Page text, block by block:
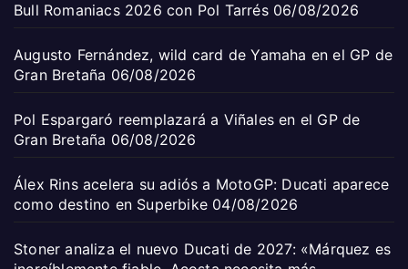
Bull Romaniacs 2026 con Pol Tarrés 06/08/2026
Augusto Fernández, wild card de Yamaha en el GP de
Gran Bretaña 06/08/2026
Pol Espargaró reemplazará a Viñales en el GP de
Gran Bretaña 06/08/2026
Álex Rins acelera su adiós a MotoGP: Ducati aparece
como destino en Superbike 04/08/2026
Stoner analiza el nuevo Ducati de 2027: «Márquez es